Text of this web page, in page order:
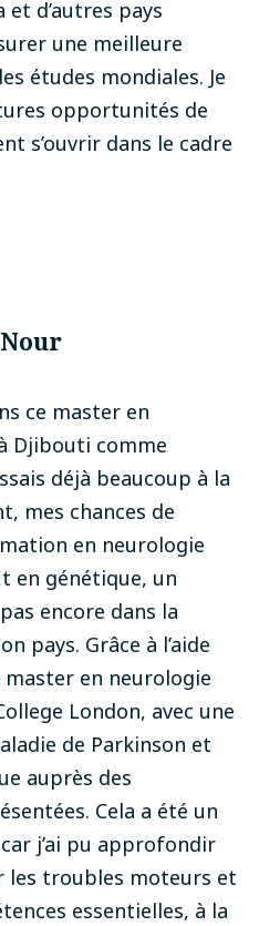
et d’autres pays
une meilleure
études mondiales. Je
opportunités de
s’ouvrir dans le cadre
ce master en
Djibouti comme
déjà beaucoup à la
mes chances de
en neurologie
en génétique, un
encore dans la
pays. Grâce à l’aide
master en neurologie
London, avec une
de Parkinson et
auprès des
Cela a été un
j’ai pu approfondir
les troubles moteurs et
essentielles, à la